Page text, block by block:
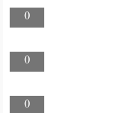
0
0
0